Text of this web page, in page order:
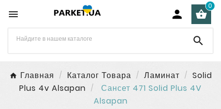
  
0

Главная Каталог Товара Ламинат
Solid
Plus 4v Alsapan
Сансет 471 Solid Plus 4V
Alsapan